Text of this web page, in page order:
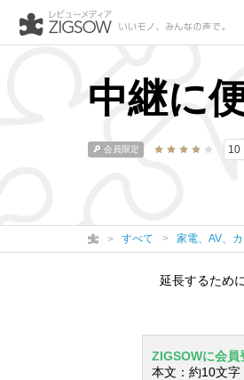
中継に
会員限定 10
すべて 家電、AV、
延長するため
ZIGSOWに会員
本文：約10文字